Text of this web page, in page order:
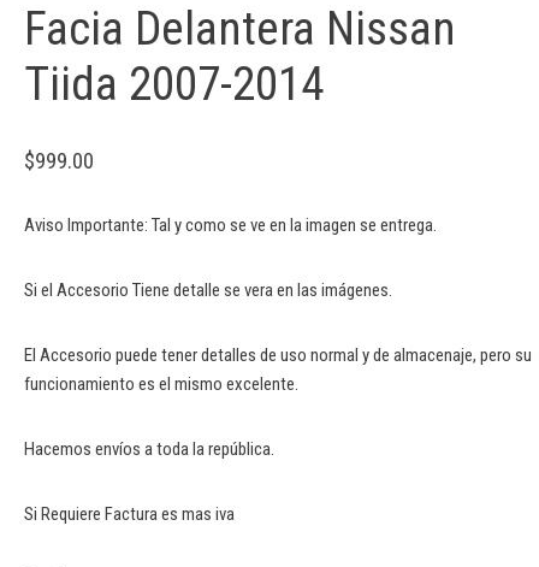
Facia Delantera Nissan
Tiida 2007-2014
$999.00
Aviso Importante: Tal y como se ve en la imagen se entrega.
Si el Accesorio Tiene detalle se vera en las imágenes.
El Accesorio puede tener detalles de uso normal y de almacenaje, pero su
funcionamiento es el mismo excelente.
Hacemos envíos a toda la república.
Si Requiere Factura es mas iva